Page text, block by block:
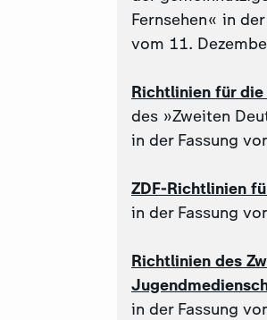
Fernsehen« in
vom 11.
Richtlinien für die
des »Zweiten
in der Fassung
ZDF-Richtlinien
in der Fassung
Richtlinien des
in der Fassung